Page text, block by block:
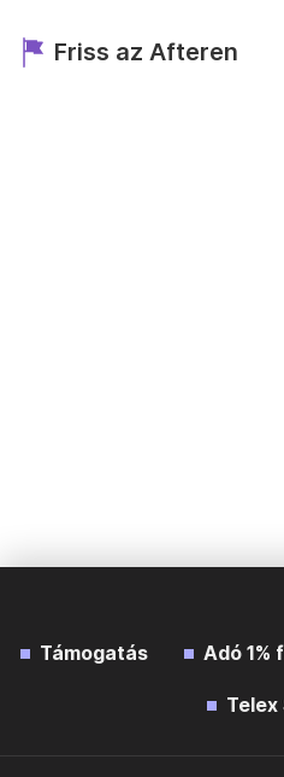
Friss az Afteren
Támogatás Adó 1%
Telex